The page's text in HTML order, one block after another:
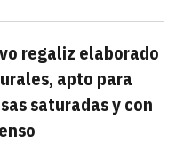
regaliz elaborado
apto para
saturadas y con